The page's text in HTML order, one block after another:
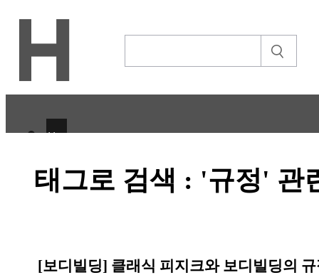
H
CULTURE
STORY
태그로 검색 : '규정' 관
[보디빌딩] 클래식 피지크와 보디빌딩의